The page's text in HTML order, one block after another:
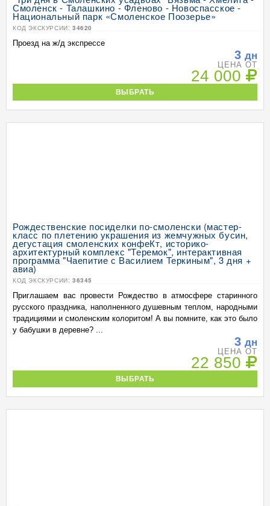
Смоленск - Талашкино - Фленово - Новоспасское -
Национальный парк «Смоленское Поозерье»
КОД ЭКСКУРСИИ: 34620
Проезд на ж/д экспрессе
3 дн
ЦЕНА ОТ
24 000
ВЫБРАТЬ
Рождественские посиделки по-смоленски (мастер-
класс по плетению украшения из жемчужных бусин,
дегустация смоленских конфеКт, историко-
архитектурный комплекс "Теремок", интерактивная
программа "Чаепитие с Василием Теркиным", 3 дня +
авиа)
КОД ЭКСКУРСИИ: 36345
Приглашаем вас провести Рождество в атмосфере старинного
русского праздника, наполненного душевным теплом, народными
традициями и смоленским колоритом! А вы помните, как это было
у бабушки в деревне? ...
3 дн
ЦЕНА ОТ
22 850
ВЫБРАТЬ